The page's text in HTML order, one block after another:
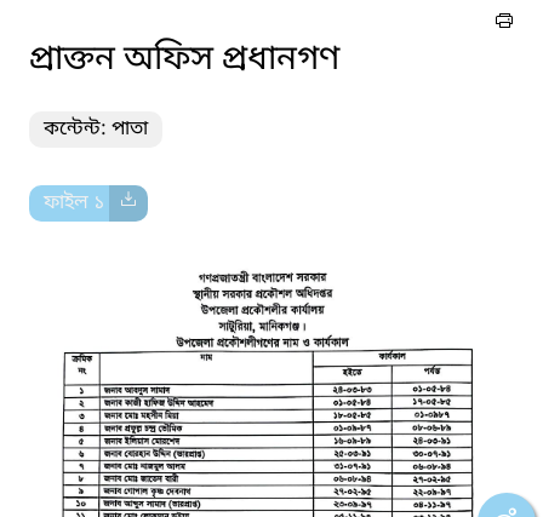
প্রাক্তন অফিস প্রধানগণ
কন্টেন্ট: পাতা
ফাইল ১